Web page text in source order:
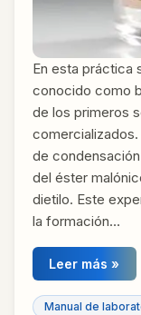
En esta práctica
conocido como
de los primeros
de
del éster
dietilo. Este
la formación…
Leer más »
Manual de